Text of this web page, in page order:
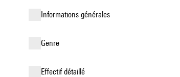
informations générales
genre
effectif détaillé